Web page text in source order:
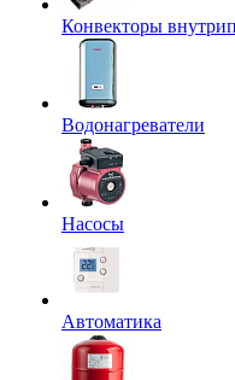
Конвекторы
Водонагреватели
Насосы
Автоматика